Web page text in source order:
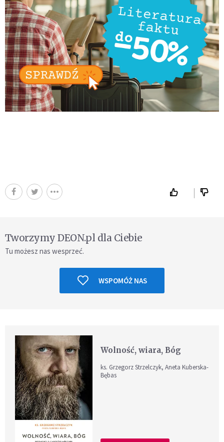
Tworzymy DEON.pl dla Ciebie
Tu możesz nas wesprzeć.
WSPOMÓŻ NAS
Wolność, wiara, Bóg
ks. Grzegorz Strzelczyk, Aneta Kuberska-
Bębas